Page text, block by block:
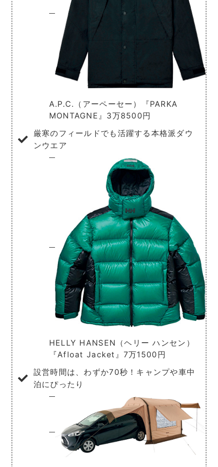
A.P.C.（アーペーセー）『PARKA
MONTAGNE』3万8500円
厳寒のフィールドでも活躍する本格派ダウ
ンウエア
HELLY HANSEN（ヘリー ハンセン）
『Afloat Jacket』7万1500円
設営時間は、わずか70秒！キャンプや車中
泊にぴったり